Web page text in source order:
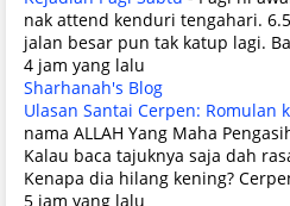
nak attend kenduri tengahari.
jalan besar pun tak katup lagi.
4 jam yang lalu
Sharhanah's Blog
Ulasan Santai Cerpen: Romulan
nama ALLAH Yang Maha
Kalau baca tajuknya saja dah
Kenapa dia hilang kening?
5 jam yang lalu